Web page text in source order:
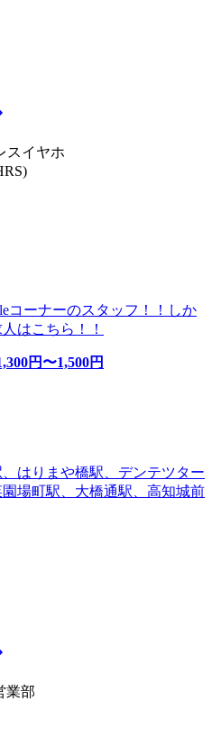
スイヤホ
コーナーのスタッフ！！しか
はこちら！！
円〜1,500円
はりまや橋駅、デンテツター
場町駅、大橋通駅、高知城前
業部